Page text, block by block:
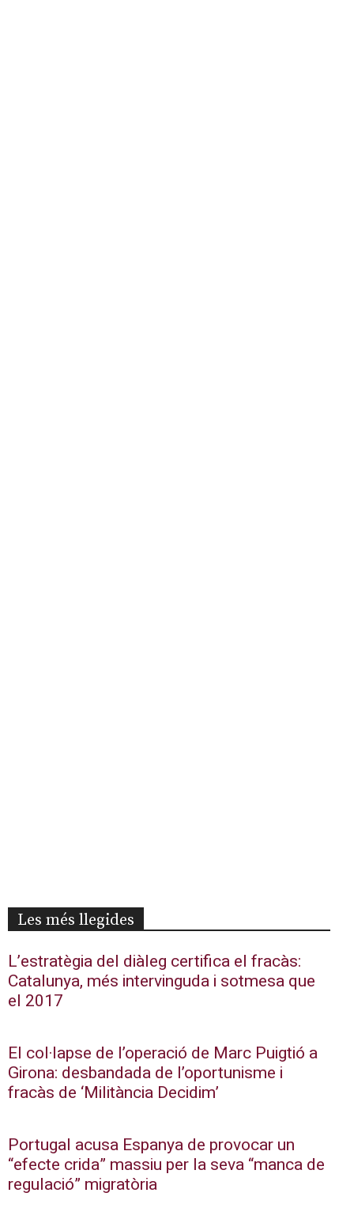
Les més llegides
L’estratègia del diàleg certifica el fracàs:
Catalunya, més intervinguda i sotmesa que
el 2017
El col·lapse de l’operació de Marc Puigtió a
Girona: desbandada de l’oportunisme i
fracàs de ‘Militància Decidim’
Portugal acusa Espanya de provocar un
“efecte crida” massiu per la seva “manca de
regulació” migratòria